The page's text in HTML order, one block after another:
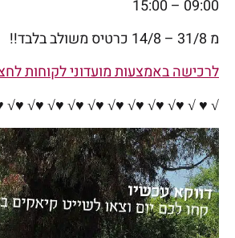
09:00 – 15:00
מ 31/8 – 14/8 כרטיס משולב בלבד!!
לרכישה באמצעות מועדוני לקוחות
♥√ ♥√ ♥√ ♥√ ♥√ ♥√ ♥√ ♥√ ♥√ ♥√ ♥